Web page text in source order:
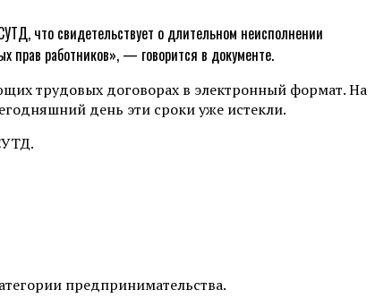
что свидетельствует о длительном неисполнении
прав работников», — говорится в документе.
трудовых договорах в электронный формат. На
день эти сроки уже истекли.
предпринимательства.